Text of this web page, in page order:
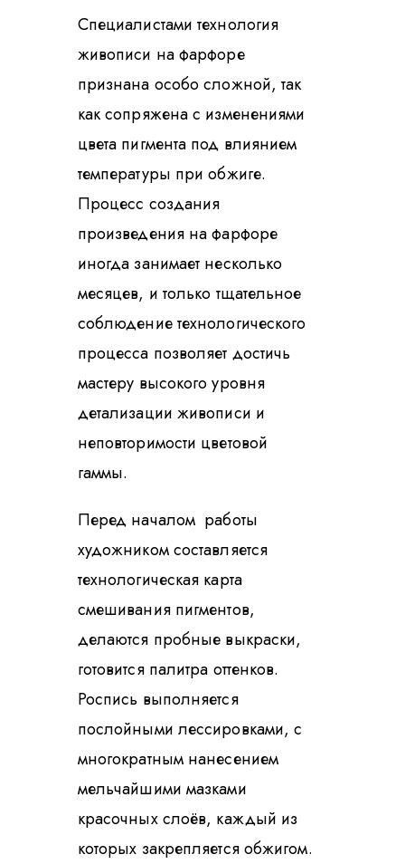
Специалистами технология
живописи на фарфоре
признана особо сложной, так
как сопряжена с изменениями
цвета пигмента под влиянием
температуры при обжиге.
Процесс создания
произведения на фарфоре
иногда занимает несколько
месяцев, и только тщательное
соблюдение технологического
процесса позволяет достичь
мастеру высокого уровня
детализации живописи и
неповторимости цветовой
гаммы.
Перед началом работы
художником составляется
технологическая карта
смешивания пигментов,
делаются пробные выкраски,
готовится палитра оттенков.
Роспись выполняется
послойными лессировками, с
многократным нанесением
мельчайшими мазками
красочных слоёв, каждый из
которых закрепляется обжигом.